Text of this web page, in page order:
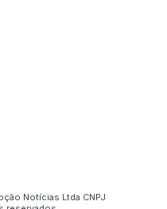
Notícias Ltda CNPJ